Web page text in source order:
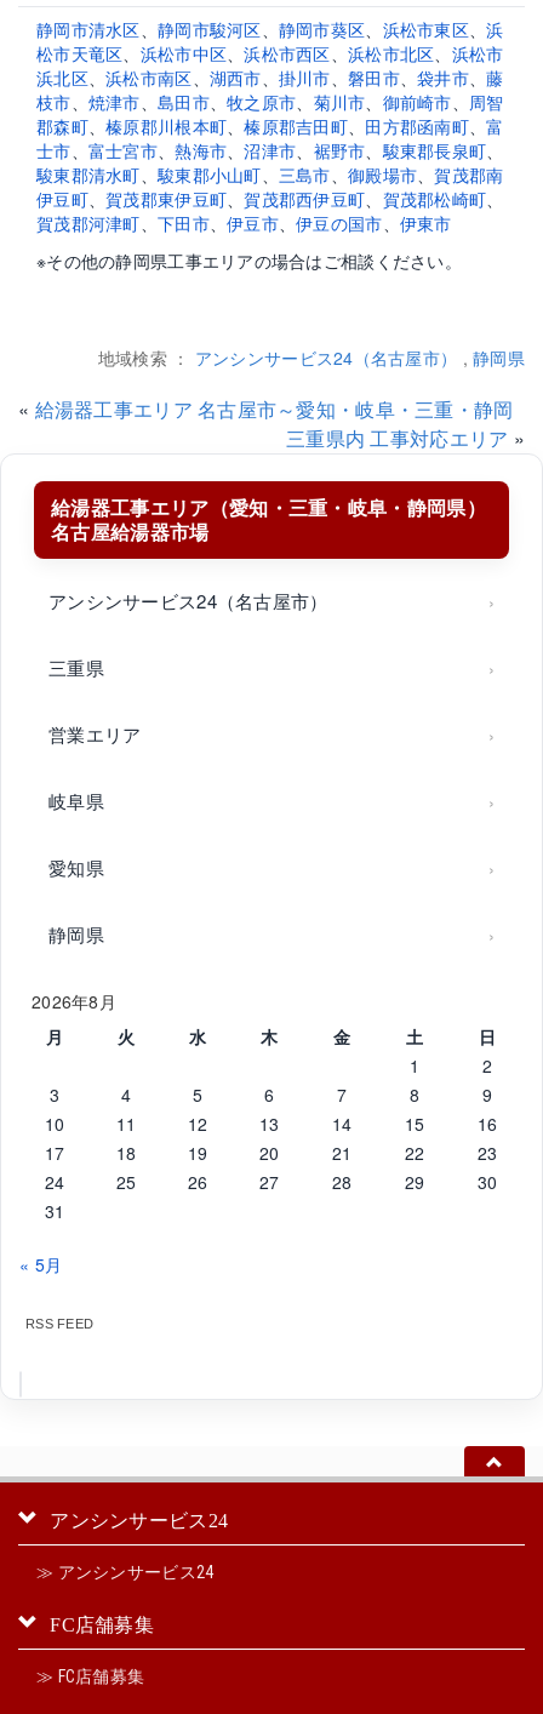
静岡市清水区、 静岡市駿河区、 静岡市葵区、 浜松市東区、浜
松市天竜区、 浜松市中区、浜松市西区、浜松市北区、 浜松市
浜北区、浜松市南区、 湖西市、 掛川市、磐田市、袋井市、藤
枝市、 焼津市、 島田市、牧之原市、 菊川市、 御前崎市、 周智
郡森町、榛原郡川根本町、榛原郡吉田町、 田方郡函南町、富
士市、 富士宮市、熱海市、沼津市、 裾野市、駿東郡長泉町、
駿東郡清水町、駿東郡小山町、 三島市、御殿場市、賀茂郡南
伊豆町、賀茂郡東伊豆町、賀茂郡西伊豆町、 賀茂郡松崎町、
賀茂郡河津町、 下田市、伊豆市、伊豆の国市、 伊東市
※その他の静岡県工事エリアの場合はご相談ください。
地域検索 ： アンシンサービス24（名古屋市） ,静岡県
« 給湯器工事エリア 名古屋市～愛知・岐阜・三重・静岡
三重県内 工事対応エリア »
給湯器工事エリア（愛知・三重・岐阜・静岡県）
名古屋給湯器市場
アンシンサービス24（名古屋市）
三重県
営業エリア
岐阜県
愛知県
静岡県
2026年8月
月
火 水 木 金 土
日
1
2
3
4 5 6 7 8
9
10
11 12 13 14 15
16
17
18 19 20 21 22
23
24
25 26 27 28 29
30
31
« 5月
RSS FEED
アンシンサービス24
≫ アンシンサービス24
FC店舗募集
≫ FC店舗募集